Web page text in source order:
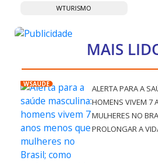
WTURISMO
MAIS
WSAÚDE
ALERTA PARA A
HOMENS VIVEM 7
MULHERES NO
PROLONGAR A